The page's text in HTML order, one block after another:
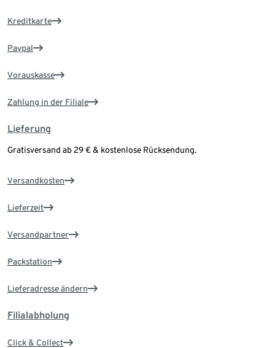
Kreditkarte
Paypal
Vorauskasse
Zahlung in der Filiale
Lieferung
Gratisversand ab 29 € & kostenlose Rücksendung.
Versandkosten
Lieferzeit
Versandpartner
Packstation
Lieferadresse ändern
Filialabholung
Click & Collect